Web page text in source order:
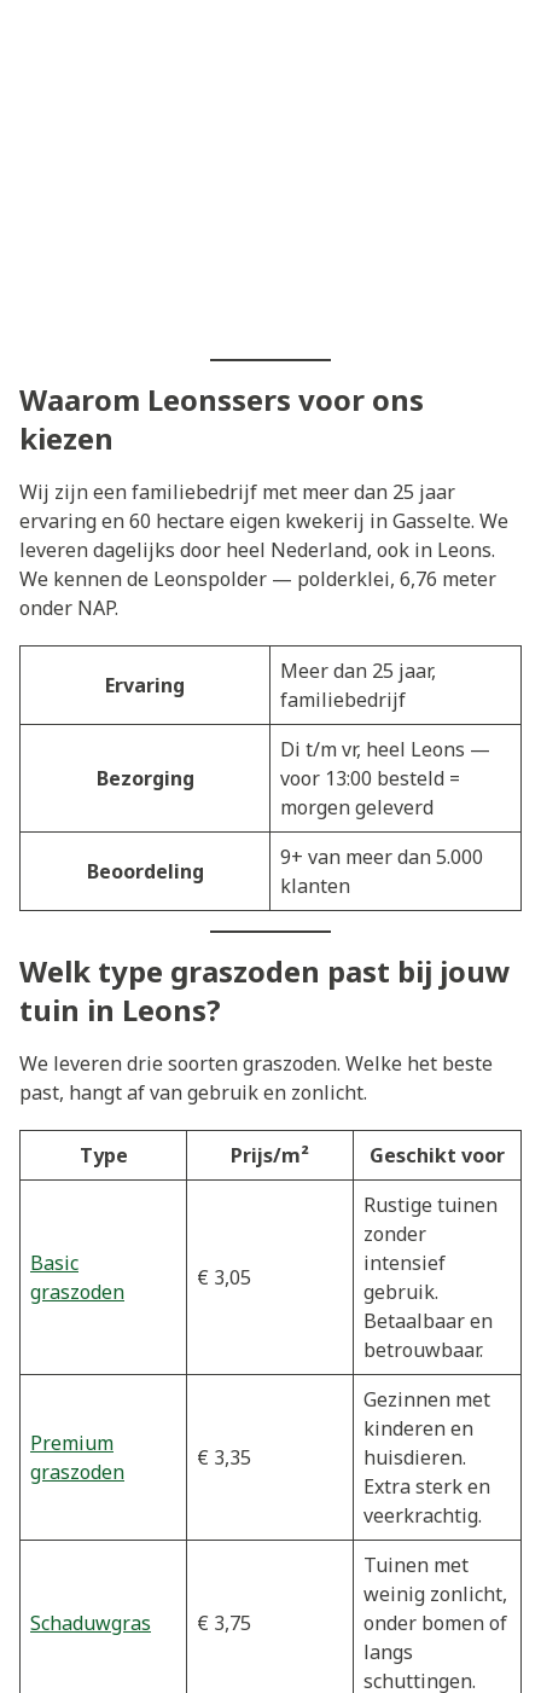
Waarom Leonssers voor ons
kiezen
Wij zijn een familiebedrijf met meer dan 25 jaar
ervaring en 60 hectare eigen kwekerij in Gasselte. We
leveren dagelijks door heel Nederland, ook in Leons.
We kennen de Leonspolder — polderklei, 6,76 meter
onder NAP.
Ervaring
Meer dan 25 jaar,
familiebedrijf
Bezorging
Di t/m vr, heel Leons —
voor 13:00 besteld =
morgen geleverd
Beoordeling
9+ van meer dan 5.000
klanten
Welk type graszoden past bij jouw
tuin in Leons?
We leveren drie soorten graszoden. Welke het beste
past, hangt af van gebruik en zonlicht.
Type Prijs/m² Geschikt voor
Basic
graszoden
€ 3,05
Rustige tuinen
zonder
intensief
gebruik.
Betaalbaar en
betrouwbaar.
Premium
graszoden
€ 3,35
Gezinnen met
kinderen en
huisdieren.
Extra sterk en
veerkrachtig.
Schaduwgras € 3,75
Tuinen met
weinig zonlicht,
onder bomen of
langs
schuttingen.